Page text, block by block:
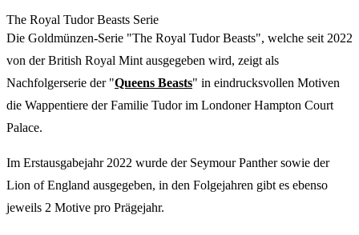
The Royal Tudor Beasts Serie
Die Goldmünzen-Serie "The Royal Tudor Beasts", welche seit 2022
von der British Royal Mint ausgegeben wird, zeigt als
Nachfolgerserie der "Queens Beasts" in eindrucksvollen Motiven
die Wappentiere der Familie Tudor im Londoner Hampton Court
Palace.
Im Erstausgabejahr 2022 wurde der Seymour Panther sowie der
Lion of England ausgegeben, in den Folgejahren gibt es ebenso
jeweils 2 Motive pro Prägejahr.